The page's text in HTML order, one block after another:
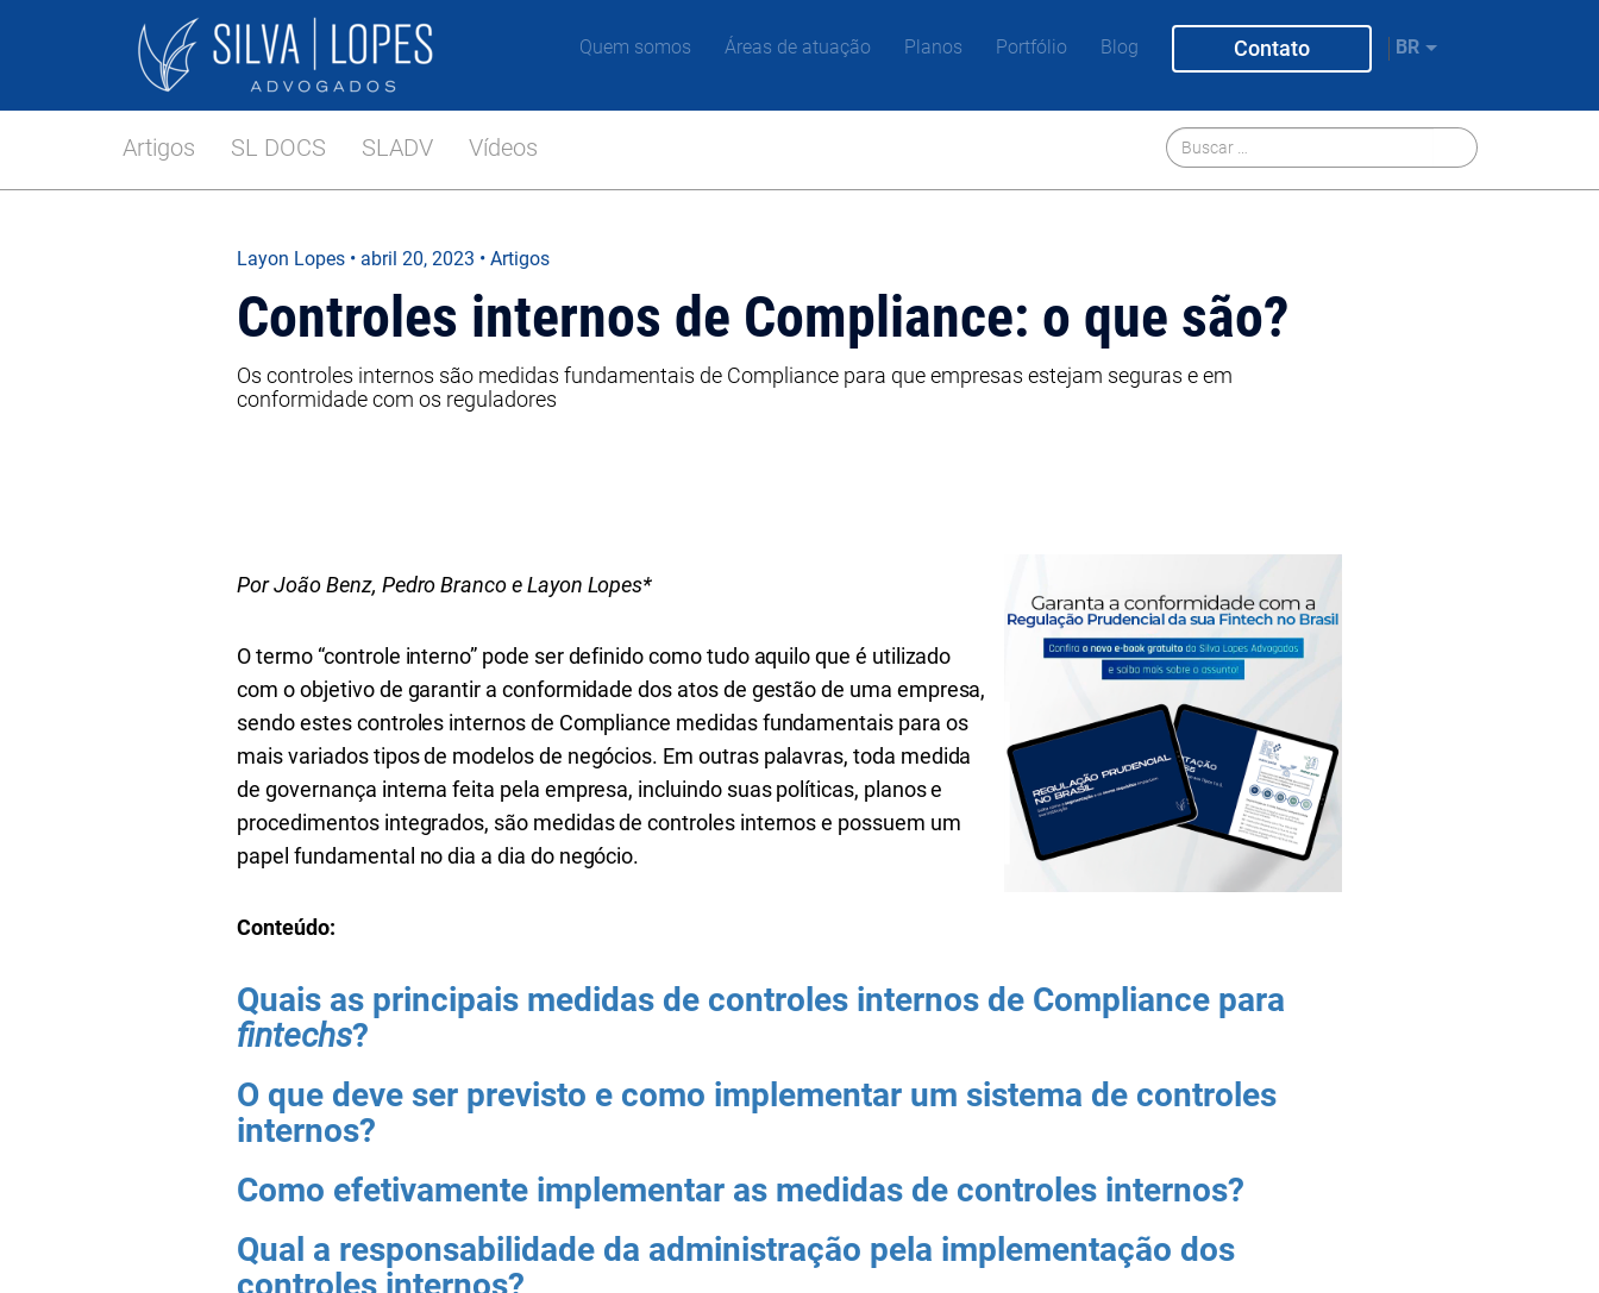
Quem somos Áreas de atuação Planos Portfólio Blog Contato BR
Artigos SL DOCS SLADV Vídeos
Layon Lopes • abril 20, 2023 • Artigos
Controles internos de Compliance: o que são?
Os controles internos são medidas fundamentais de Compliance para que empresas estejam seguras e em
conformidade com os reguladores
Por João Benz, Pedro Branco e Layon Lopes*
O termo “controle interno” pode ser definido como tudo aquilo que é utilizado
com o objetivo de garantir a conformidade dos atos de gestão de uma empresa,
sendo estes controles internos de Compliance medidas fundamentais para os
mais variados tipos de modelos de negócios. Em outras palavras, toda medida
de governança interna feita pela empresa, incluindo suas políticas, planos e
procedimentos integrados, são medidas de controles internos e possuem um
papel fundamental no dia a dia do negócio.
Conteúdo:
Quais as principais medidas de controles internos de Compliance para
fintechs?
O que deve ser previsto e como implementar um sistema de controles
internos?
Como efetivamente implementar as medidas de controles internos?
Qual a responsabilidade da administração pela implementação dos